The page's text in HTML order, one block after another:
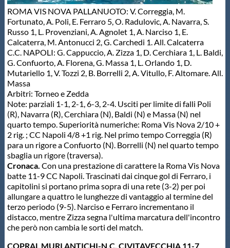
ROMA VIS NOVA PALLANUOTO: V. Correggia, M.
Fortunato, A. Poli, E. Ferraro 5, O. Radulovic, A. Navarra, S.
Russo 1, L. Provenziani, A. Agnolet 1, A. Narciso 1, E.
Calcaterra, M. Antonucci 2, G. Carchedi 1. All. Calcaterra
C.C. NAPOLI: G. Cappuccio, A. Zizza 1, D. Cerchiara 1, L. Baldi,
G. Confuorto, A. Florena, G. Massa 1, L. Orlando 1, D.
Mutariello 1, V. Tozzi 2, B. Borrelli 2, A. Vitullo, F. Altomare. All.
Massa
Arbitri: Torneo e Zedda
Note: parziali 1-1, 2-1, 6-3, 2-4. Usciti per limite di falli Poli
(R), Navarra (R), Cerchiara (N), Baldi (N) e Massa (N) nel
quarto tempo. Superiorità numeriche: Roma Vis Nova 2/10 +
2 rig. ; CC Napoli 4/8 +1 rig. Nel primo tempo Correggia (R)
para un rigore a Confuorto (N). Borrelli (N) nel quarto tempo
sbaglia un rigore (traversa).
Cronaca. Con una prestazione di carattere la Roma Vis Nova
batte 11-9 CC Napoli. Trascinati dai cinque gol di Ferraro, i
capitolini si portano prima sopra di una rete (3-2) per poi
allungare a quattro le lunghezze di vantaggio al termine del
terzo periodo (9-5). Narciso e Ferraro incrementano il
distacco, mentre Zizza segna l'ultima marcatura dell'incontro
che però non cambia le sorti del match.
COPRAL MURI ANTICHI-N.C. CIVITAVECCHIA 11-7